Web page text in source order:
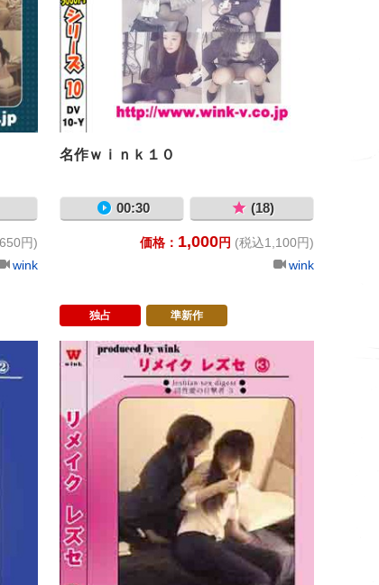
円)
wink
名作ｗｉｎｋ１０
00:30 (18)
価格： 1,000円 (税込1,100円)
wink
リメイク 闇の侵入者 ②
独占 準新作